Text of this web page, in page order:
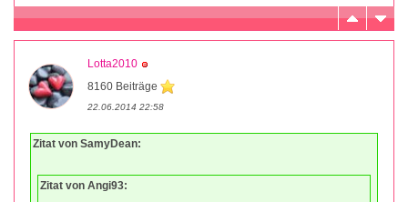
Lotta2010
8160 Beiträge
22.06.2014 22:58
Zitat von SamyDean:
Zitat von Angi93: